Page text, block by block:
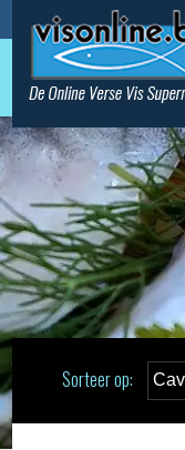
Sorteer op: